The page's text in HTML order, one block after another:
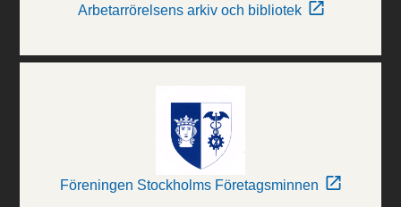
Arbetarrörelsens arkiv och bibliotek
Föreningen Stockholms Företagsminnen